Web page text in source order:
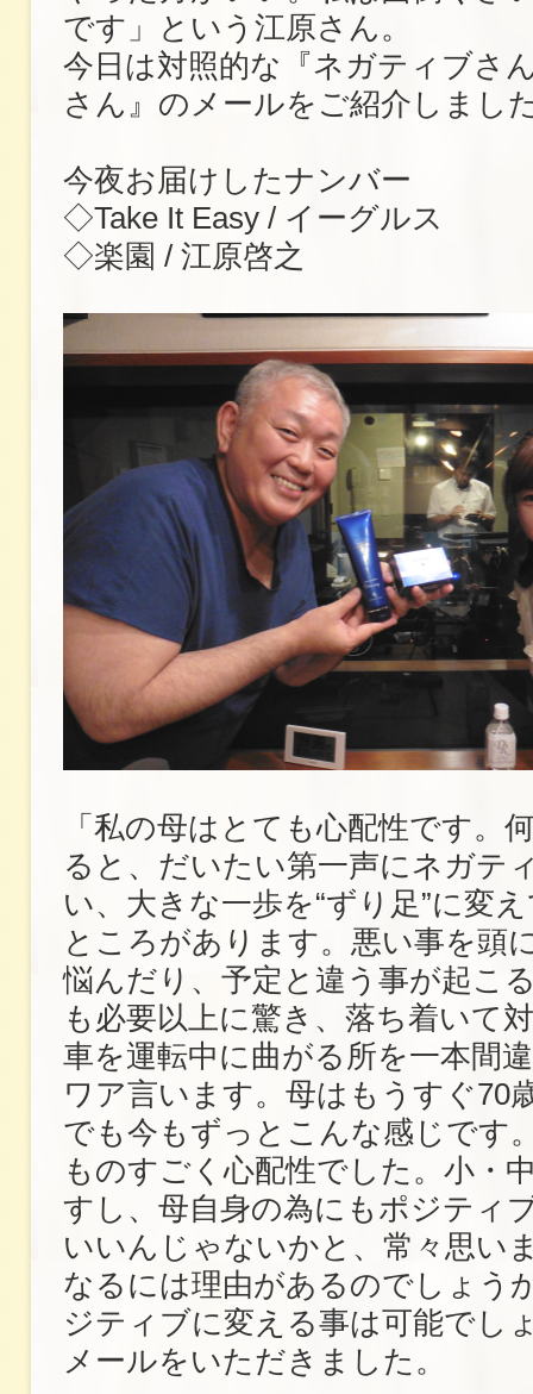
です」という江原さん。
今日は対照的な『ネガティブさ
さん』のメールをご紹介しまし
今夜お届けしたナンバー
◇Take It Easy / イーグルス
◇楽園 / 江原啓之
「私の母はとても心配性です。
ると、だいたい第一声にネガテ
い、大きな一歩を“ずり足”に変
ところがあります。悪い事を頭
悩んだり、予定と違う事が起こ
も必要以上に驚き、落ち着いて
車を運転中に曲がる所を一本間
ワア言います。母はもうすぐ70
でも今もずっとこんな感じです
ものすごく心配性でした。小・
すし、母自身の為にもポジティ
いいんじゃないかと、常々思い
なるには理由があるのでしょう
ジティブに変える事は可能でし
メールをいただきました。